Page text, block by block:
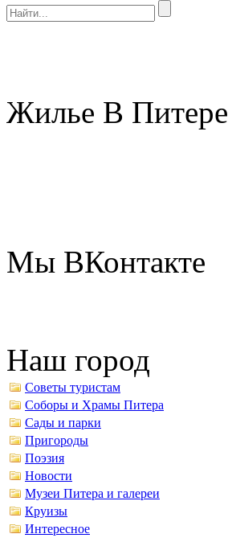
Жилье В Питере
Мы ВКонтакте
Наш город
Советы туристам
Соборы и Храмы Питера
Сады и парки
Пригороды
Поэзия
Новости
Музеи Питера и галереи
Круизы
Интересное